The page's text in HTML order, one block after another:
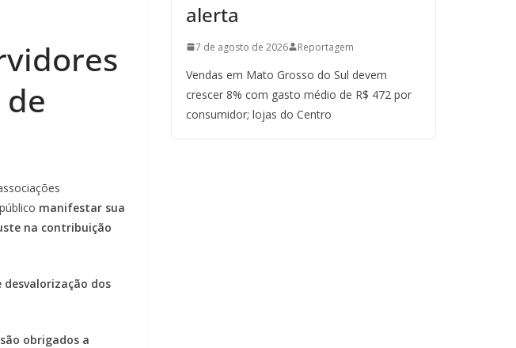
manifestar sua
na contribuição
desvalorização dos
obrigados a
alerta
7 de agosto de 2026 Reportagem
Vendas em Mato Grosso do Sul devem
crescer 8% com gasto médio de R$ 472 por
consumidor; lojas do Centro